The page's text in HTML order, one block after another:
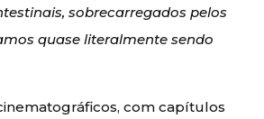
sobrecarregados pelos
quase literalmente sendo
com capítulos